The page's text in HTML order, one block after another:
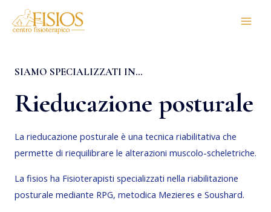
SIAMO SPECIALIZZATI IN...
Rieducazione posturale
La rieducazione posturale è una tecnica riabilitativa che
permette di riequilibrare le alterazioni muscolo-scheletriche.
La fisios ha Fisioterapisti specializzati nella riabilitazione
posturale mediante RPG, metodica Mezieres e Soushard.